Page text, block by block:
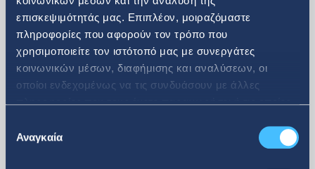
επισκεψιμότητάς μας. Επιπλέον, μοιραζόμαστε
πληροφορίες που αφορούν τον τρόπο που
χρησιμοποιείτε τον ιστότοπό μας με συνεργάτες
κοινωνικών μέσων, διαφήμισης και αναλύσεων, οι
οποίοι ενδεχομένως να τις συνδυάσουν με άλλες
πληροφορίες που τους έχετε παραχωρήσει ή τις οποίες
των υπηρεσιών τους.
συγκατάθεσης
Αναγκαία
08. 07. 2026
Ανακοίνωση αγοράς ιδίων
μετοχών